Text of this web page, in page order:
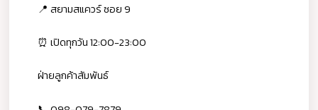
📍 สยามสแควร์ ซอย 9
⏰ เปิดทุกวัน 12:00-23:00
ฝ่ายลูกค้าสัมพันธ์